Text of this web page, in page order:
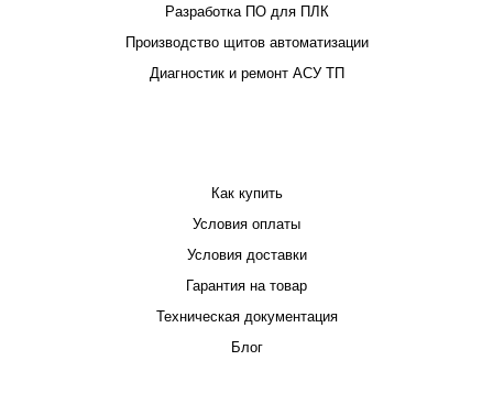
Разработка ПО для ПЛК
Производство щитов автоматизации
Диагностик и ремонт АСУ ТП
Как купить
Условия оплаты
Условия доставки
Гарантия на товар
Техническая документация
Блог